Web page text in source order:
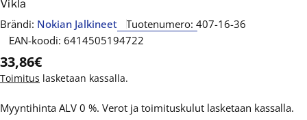
Vikla
Brändi: Nokian Jalkineet Tuotenumero: 407-16-36
EAN-koodi: 6414505194722
Normaalihinta
33,86€
Toimitus lasketaan kassalla.
Myyntihinta ALV 0 %. Verot ja toimituskulut lasketaan kassalla.